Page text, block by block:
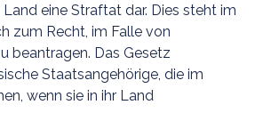
eine Straftat dar. Dies steht im
zum Recht, im Falle von
beantragen. Das Gesetz
Staatsangehörige, die im
wenn sie in ihr Land